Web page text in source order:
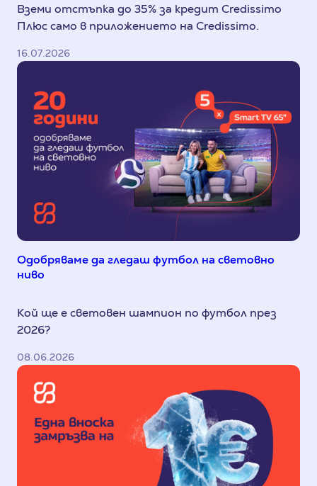
Вземи отстъпка до 35% за кредит Credissimo
Плюс само в приложението на Credissimo.
16.07.2026
Одобряваме да гледаш футбол на световно
ниво
Кой ще е световен шампион по футбол през
2026?
08.06.2026